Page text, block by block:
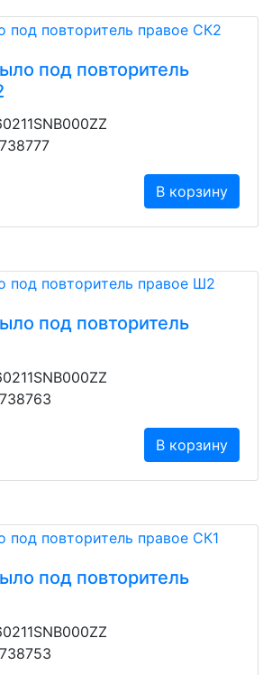
под повторитель
В корзину
под повторитель
В корзину
под повторитель